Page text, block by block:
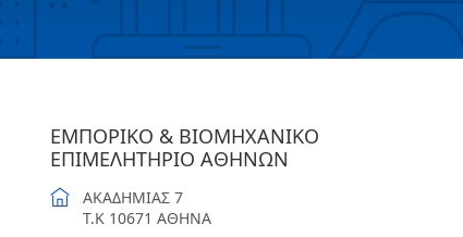
ΕΜΠΟΡΙΚΟ & ΒΙΟΜΗΧΑΝΙΚΟ
ΕΠΙΜΕΛΗΤΗΡΙΟ ΑΘΗΝΩΝ
ΑΚΑΔΗΜΙΑΣ 7
T.K 10671 ΑΘΗΝΑ